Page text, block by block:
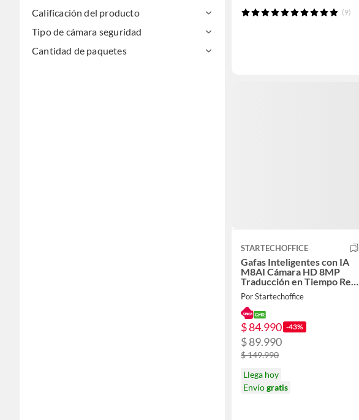
Calificación del producto
Tipo de cámara seguridad
Cantidad de paquetes
(9)
STARTECHOFFICE
Gafas Inteligentes con IA
M8AI Cámara HD 8MP
Traducción en Tiempo Real
Bluetooth y Grabación
1080P
Por Startechoffice
$ 84.990 -43%
$ 89.990
$ 149.990
Llega hoy
Envíogratis